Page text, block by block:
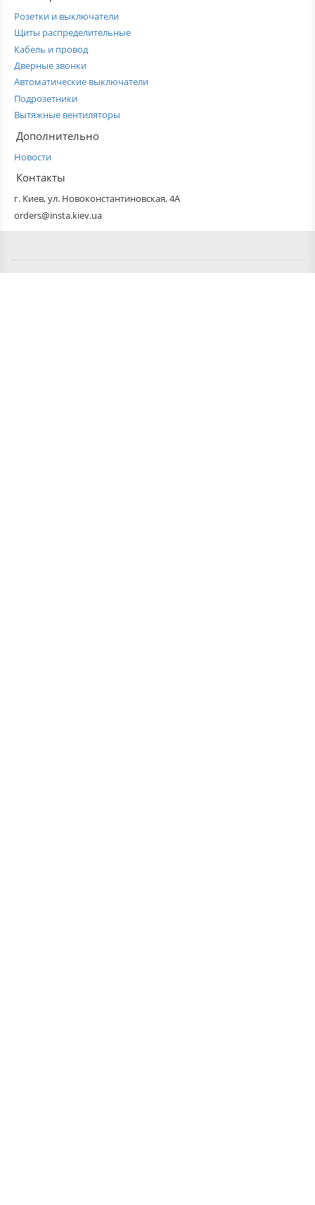
Розетки и выключатели
Щиты распределительные
Кабель и провод
Дверные звонки
Автоматические выключатели
Подрозетники
Вытяжные вентиляторы
Дополнительно
Новости
Контакты
г. Киев, ул. Новоконстантиновская, 4А
orders@insta.kiev.ua